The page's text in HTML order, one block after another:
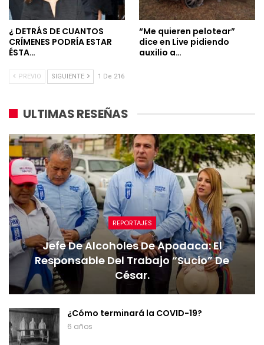
¿ DETRÁS DE CUANTOS
CRÍMENES PODRÍA ESTAR
ÉSTA…
“Me quieren pelotear”
dice en Live pidiendo
auxilio a…
PREVIO SIGUIENTE 1 De 216
ULTIMAS RESEÑAS
REPORTAJES
Jefe De Alcoholes De Apodaca: El
Responsable Del Trabajo “sucio” De
César.
¿Cómo terminará la COVID-19?
6 años